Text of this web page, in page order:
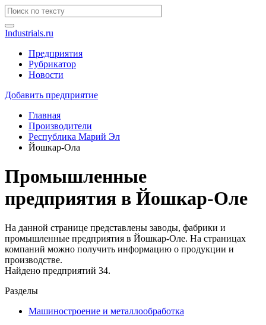
Industrials.ru
Предприятия
Рубрикатор
Новости
Добавить предприятие
Главная
Производители
Республика Марий Эл
Йошкар-Ола
Промышленные
предприятия в Йошкар-Оле
На данной странице представлены заводы, фабрики и
промышленные предприятия в Йошкар-Оле. На страницах
компаний можно получить информацию о продукции и
производстве.
Найдено предприятий 34.
Разделы
Машиностроение и металлообработка